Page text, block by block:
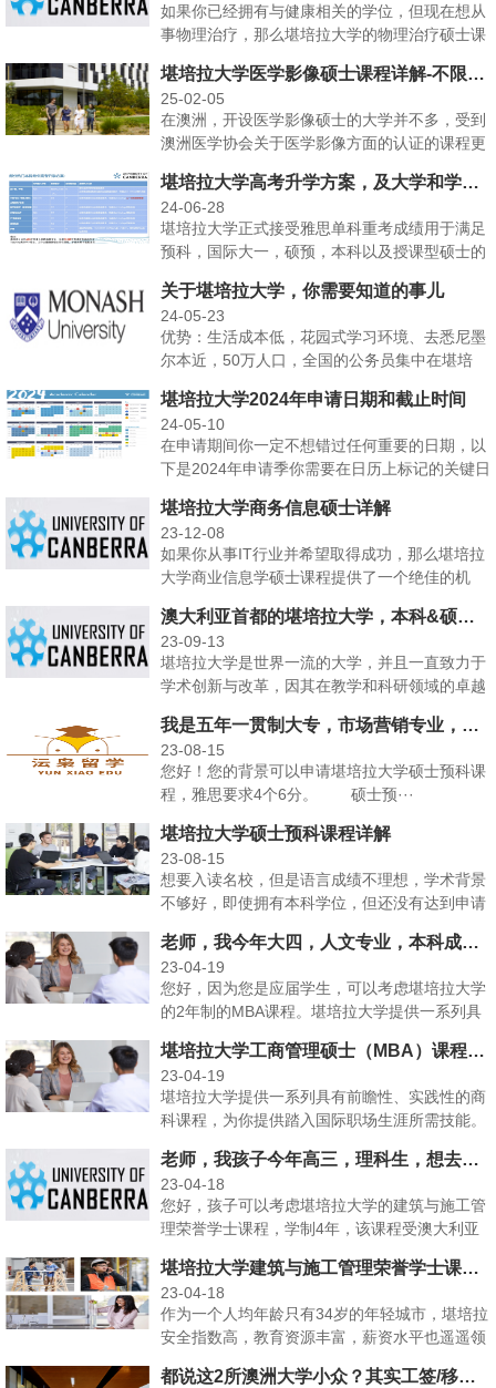
如果你已经拥有与健康相关的学位，但现在想从
事物理治疗，那么堪培拉大学的物理治疗硕士课
堪培拉大学医学影像硕士课程详解-不限本科学科背景，高薪就业
25-02-05
在澳洲，开设医学影像硕士的大学并不多，受到
澳洲医学协会关于医学影像方面的认证的课程更
堪培拉大学高考升学方案，及大学和学院亮点介绍
24-06-28
堪培拉大学正式接受雅思单科重考成绩用于满足
预科，国际大一，硕预，本科以及授课型硕士的
关于堪培拉大学，你需要知道的事儿
24-05-23
优势：生活成本低，花园式学习环境、去悉尼墨
尔本近，50万人口，全国的公务员集中在堪培
堪培拉大学2024年申请日期和截止时间
24-05-10
在申请期间你一定不想错过任何重要的日期，以
下是2024年申请季你需要在日历上标记的关键日
堪培拉大学商务信息硕士详解
23-12-08
如果你从事IT行业并希望取得成功，那么堪培拉
大学商业信息学硕士课程提供了一个绝佳的机
澳大利亚首都的堪培拉大学，本科&硕士&专升硕申请条件
23-09-13
堪培拉大学是世界一流的大学，并且一直致力于
学术创新与改革，因其在教学和科研领域的卓越
我是五年一贯制大专，市场营销专业，可以申请堪培拉大学硕士预科课程吗？
23-08-15
您好！您的背景可以申请堪培拉大学硕士预科课
程，雅思要求4个6分。 硕士预···
堪培拉大学硕士预科课程详解
23-08-15
想要入读名校，但是语言成绩不理想，学术背景
不够好，即使拥有本科学位，但还没有达到申请
老师，我今年大四，人文专业，本科成绩一般，家里亲戚在澳洲首都，我也想去那边读MBA课程，请问最快多久可以毕业？
23-04-19
您好，因为您是应届学生，可以考虑堪培拉大学
的2年制的MBA课程。堪培拉大学提供一系列具
堪培拉大学工商管理硕士（MBA）课程详解
23-04-19
堪培拉大学提供一系列具有前瞻性、实践性的商
科课程，为你提供踏入国际职场生涯所需技能。
老师，我孩子今年高三，理科生，想去澳洲首都去读工程造价的本科，请问要读多久？
23-04-18
您好，孩子可以考虑堪培拉大学的建筑与施工管
理荣誉学士课程，学制4年，该课程受澳大利亚
堪培拉大学建筑与施工管理荣誉学士课程-让雇主倒追的高大上专业
23-04-18
作为一个人均年龄只有34岁的年轻城市，堪培拉
安全指数高，教育资源丰富，薪资水平也遥遥领
都说这2所澳洲大学小众？其实工签/移民政策超给力！